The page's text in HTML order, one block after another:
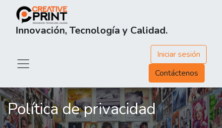
Innovación, Tecnología y Calidad.
Iniciar sesión
Contáctenos
Política de privacidad